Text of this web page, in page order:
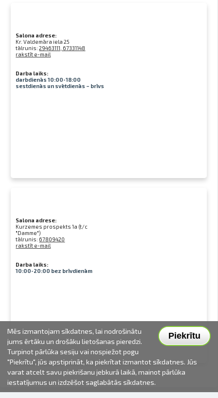
Salona adrese:
Kr. Valdemāra iela 25
tālrunis:29463111, 67331148
rakstīt e-mail
Darba laiks:
darbdienās 10:00-18:00
sestdienās un svētdienās – brīvs
Salona adrese:
Kurzemes prospekts 1a (t/c
"Damme")
tālrunis: 67809420
rakstīt e-mail
Darba laiks:
10:00-20:00 bez brīvdienām
Piekrītu
Mēs izmantojam sīkdatnes, lai nodrošinātu
jums ērtāku un drošāku lietošanas pieredzi.
Turpinot pārlūka sesiju vai nospiežot pogu
"Piekrītu", jūs apstiprināt, ka piekrītat izmantot sīkdatnes. Jūs
varat atcelt savu piekrišanu jebkurā laikā, mainot pārlūka
iestatījumus un izdzēšot saglabātās sīkdatnes.